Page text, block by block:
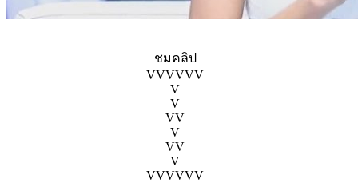
ชมคลิป
VVVVVV
V
V
VV
V
VV
V
VVVVVV